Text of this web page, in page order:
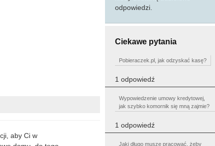
odpowiedzi.
Ciekawe pytania
Pobieraczek.pl, jak odzyskać kasę?
1 odpowiedź
Wypowiedzenie umowy kredytowej,
jak szybko komornik się mną zajmie?
1 odpowiedź
Jaki długo muszę pracować, żeby
aby Ci w